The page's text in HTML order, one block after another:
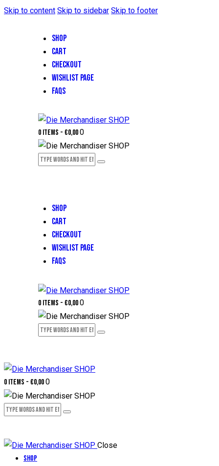
Skip to content Skip to sidebar Skip to footer
SHOP
CART
CHECKOUT
WISHLIST PAGE
FAQS
0 items - €0,000
SHOP
CART
CHECKOUT
WISHLIST PAGE
FAQS
0 items - €0,000
0 items - €0,000
Close
Shop